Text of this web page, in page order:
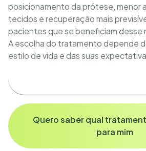
posicionamento da prótese, menor
tecidos e recuperação mais
pacientes que se beneficiam desse
A escolha do tratamento depende
estilo de vida e das suas
Quero saber qual
para mim